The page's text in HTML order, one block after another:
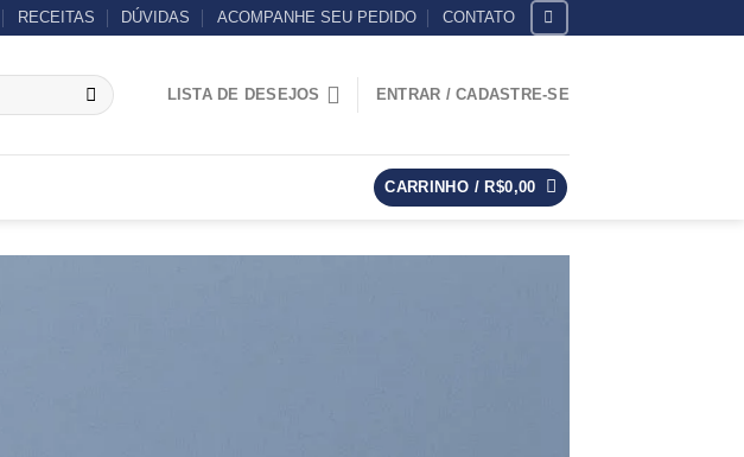
RECEITAS DÚVIDAS ACOMPANHE SEU PEDIDO CONTATO
LISTA DE DESEJOS ENTRAR / CADASTRE-SE
CARRINHO /R$0,00